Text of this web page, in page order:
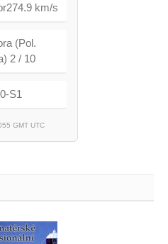
km/s
(Pol.
2 / 10
S1
GMT UTC